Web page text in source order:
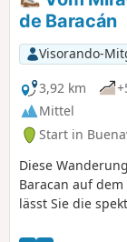
auf diesem
verlängern. Ich
Ende des Tages
de Baracán
Visorando-
3,92 km
Mittel
Start in
Diese
Baracan auf
lässt Sie die